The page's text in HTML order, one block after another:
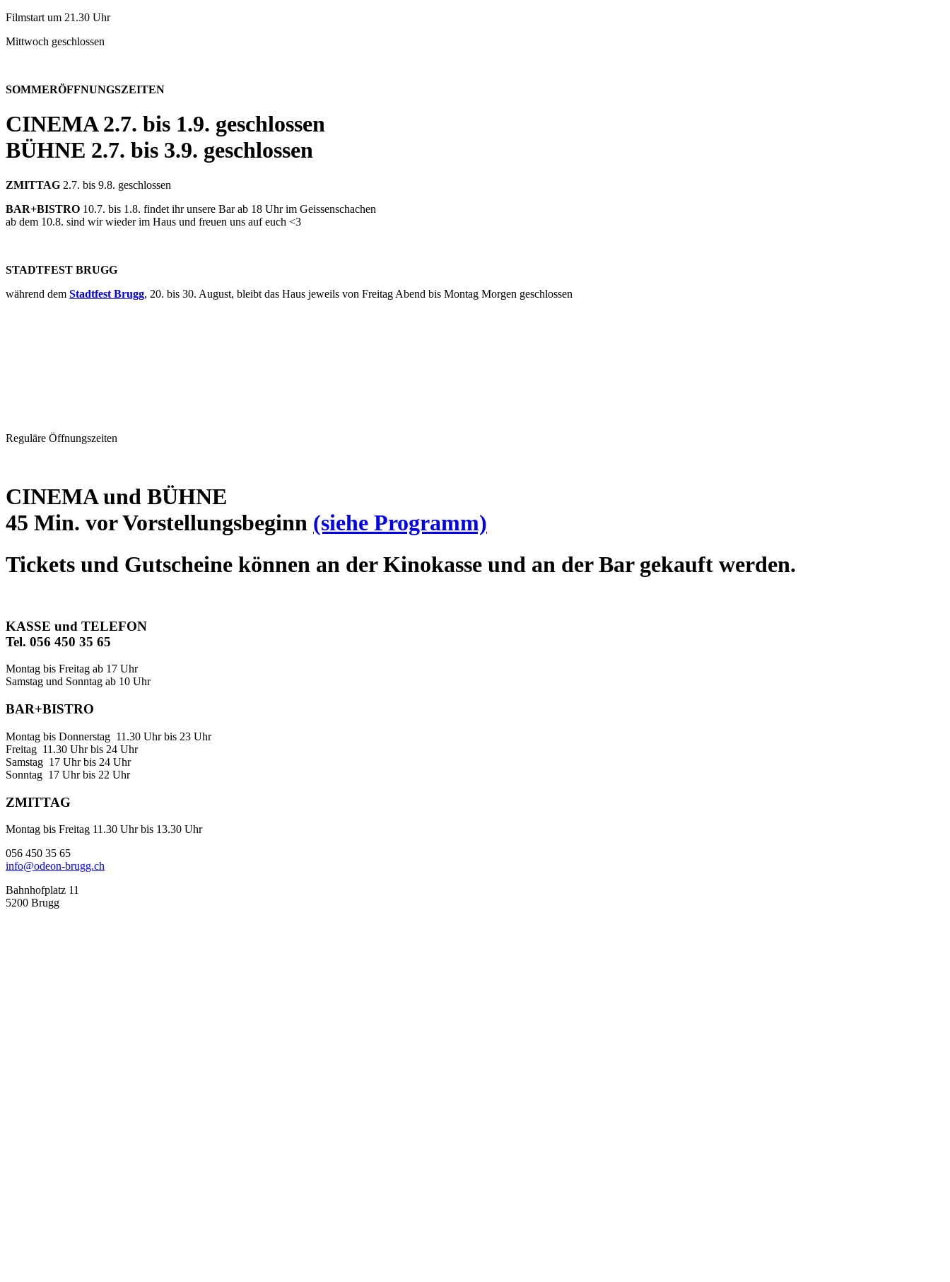
Filmstart um 21.30 Uhr
Mittwoch geschlossen
SOMMERÖFFNUNGSZEITEN
CINEMA2.7. bis 1.9. geschlossen
BÜHNE 2.7. bis 3.9. geschlossen
ZMITTAG 2.7. bis 9.8. geschlossen
BAR+BISTRO 10.7. bis 1.8. findet ihr unsere Bar ab 18 Uhr im Geissenschachen
ab dem 10.8. sind wir wieder im Haus und freuen uns auf euch <3
STADTFEST BRUGG
während dem Stadtfest Brugg, 20. bis 30. August, bleibt das Haus jeweils von Freitag Abend bis Montag Morgen geschlossen
Reguläre Öffnungszeiten
CINEMA und BÜHNE
45 Min. vor Vorstellungsbeginn (siehe Programm)
Tickets und Gutscheine können an der Kinokasse und an der Bar gekauft werden.
KASSE und TELEFON
Tel. 056 450 35 65
Montag bis Freitag ab 17 Uhr
Samstag und Sonntag ab 10 Uhr
BAR+BISTRO
Montag bis Donnerstag 11.30 Uhr bis 23 Uhr
Freitag 11.30 Uhr bis 24 Uhr
Samstag 17 Uhr bis 24 Uhr
Sonntag 17 Uhr bis 22 Uhr
ZMITTAG
Montag bis Freitag 11.30 Uhr bis 13.30 Uhr
056 450 35 65
info@odeon-brugg.ch
Bahnhofplatz 11
5200 Brugg